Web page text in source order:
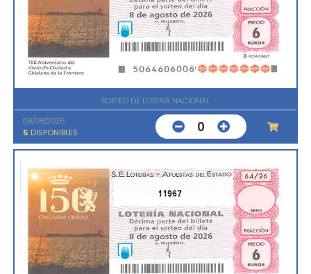
SORTEO DE LOTERIA NACIONAL
08/08/2026
5 DISPONIBLES 0
11967